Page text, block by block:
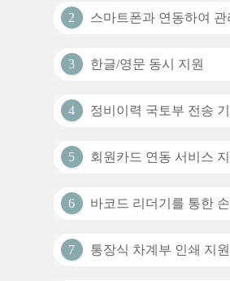
2 스마트폰과 연동하여
3 한글/영문 동시 지원
4 정비이력 국토부 전송
5 회원카드 연동 서비스
6 바코드 리더기를 통한
7 통장식 차계부 인쇄 지원